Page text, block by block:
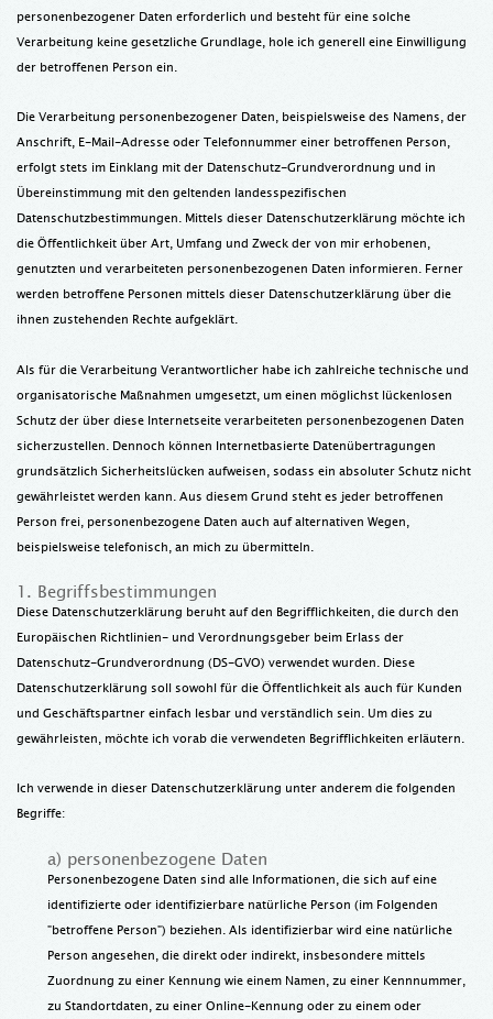
personenbezogener Daten erforderlich und besteht für eine solche
Verarbeitung keine gesetzliche Grundlage, hole ich generell eine Einwilligung
der betroffenen Person ein.
Die Verarbeitung personenbezogener Daten, beispielsweise des Namens, der
Anschrift, E-Mail-Adresse oder Telefonnummer einer betroffenen Person,
erfolgt stets im Einklang mit der Datenschutz-Grundverordnung und in
Übereinstimmung mit den geltenden landesspezifischen
Datenschutzbestimmungen. Mittels dieser Datenschutzerklärung möchte ich
die Öffentlichkeit über Art, Umfang und Zweck der von mir erhobenen,
genutzten und verarbeiteten personenbezogenen Daten informieren. Ferner
werden betroffene Personen mittels dieser Datenschutzerklärung über die
ihnen zustehenden Rechte aufgeklärt.
Als für die Verarbeitung Verantwortlicher habe ich zahlreiche technische und
organisatorische Maßnahmen umgesetzt, um einen möglichst lückenlosen
Schutz der über diese Internetseite verarbeiteten personenbezogenen Daten
sicherzustellen. Dennoch können Internetbasierte Datenübertragungen
grundsätzlich Sicherheitslücken aufweisen, sodass ein absoluter Schutz nicht
gewährleistet werden kann. Aus diesem Grund steht es jeder betroffenen
Person frei, personenbezogene Daten auch auf alternativen Wegen,
beispielsweise telefonisch, an mich zu übermitteln.
1. Begriffsbestimmungen
Diese Datenschutzerklärung beruht auf den Begrifflichkeiten, die durch den
Europäischen Richtlinien- und Verordnungsgeber beim Erlass der
Datenschutz-Grundverordnung (DS-GVO) verwendet wurden. Diese
Datenschutzerklärung soll sowohl für die Öffentlichkeit als auch für Kunden
und Geschäftspartner einfach lesbar und verständlich sein. Um dies zu
gewährleisten, möchte ich vorab die verwendeten Begrifflichkeiten erläutern.
Ich verwende in dieser Datenschutzerklärung unter anderem die folgenden
Begriffe:
a) personenbezogene Daten
Personenbezogene Daten sind alle Informationen, die sich auf eine
identifizierte oder identifizierbare natürliche Person (im Folgenden
"betroffene Person") beziehen. Als identifizierbar wird eine natürliche
Person angesehen, die direkt oder indirekt, insbesondere mittels
Zuordnung zu einer Kennung wie einem Namen, zu einer Kennnummer,
zu Standortdaten, zu einer Online-Kennung oder zu einem oder